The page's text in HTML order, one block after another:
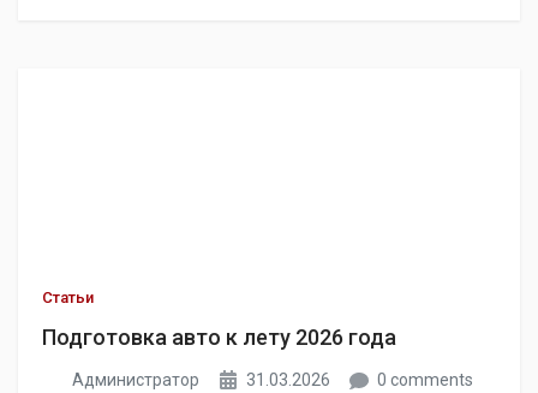
Статьи
Подготовка авто к лету 2026 года
Администратор 31.03.2026 0 comments